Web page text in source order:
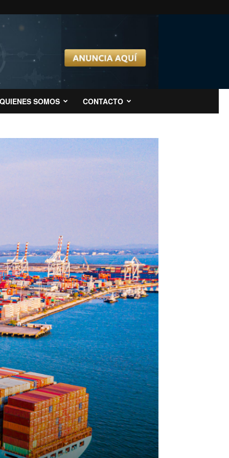
QUIENES SOMOS CONTACTO